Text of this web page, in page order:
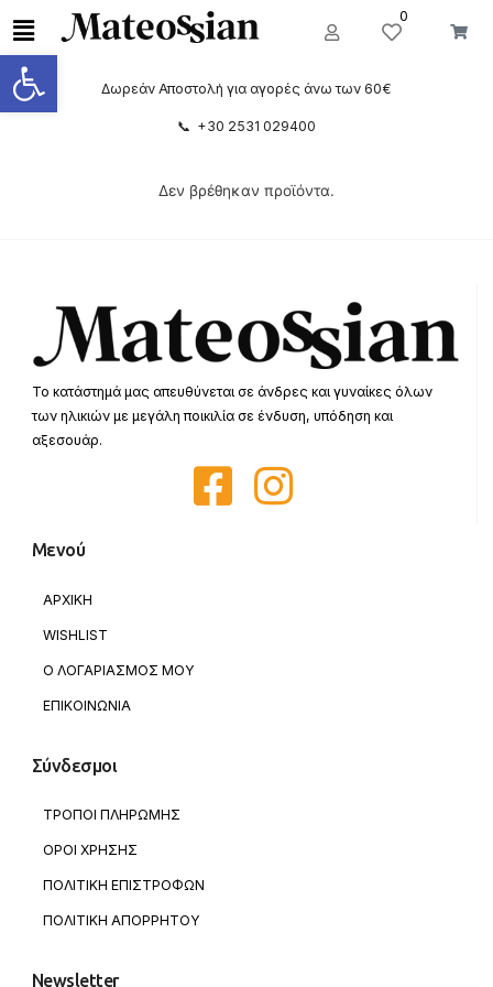
Ανοίξτε τη γραμμή εργαλείων
0
Δωρεάν Αποστολή για αγορές άνω των 60€
📞 +30 2531 029400
Δεν βρέθηκαν προϊόντα.
Το κατάστημά μας απευθύνεται σε άνδρες και γυναίκες όλων
των ηλικιών με μεγάλη ποικιλία σε ένδυση, υπόδηση και
αξεσουάρ.
Μενού
ΑΡΧΙΚΗ
WISHLIST
Ο ΛΟΓΑΡΙΑΣΜΟΣ ΜΟΥ
ΕΠΙΚΟΙΝΩΝΙΑ
Σύνδεσμοι
ΤΡΟΠΟΙ ΠΛΗΡΩΜΗΣ
ΟΡΟΙ ΧΡΗΣΗΣ
ΠΟΛΙΤΙΚΗ ΕΠΙΣΤΡΟΦΩΝ
ΠΟΛΙΤΙΚΗ ΑΠΟΡΡΗΤΟΥ
Newsletter